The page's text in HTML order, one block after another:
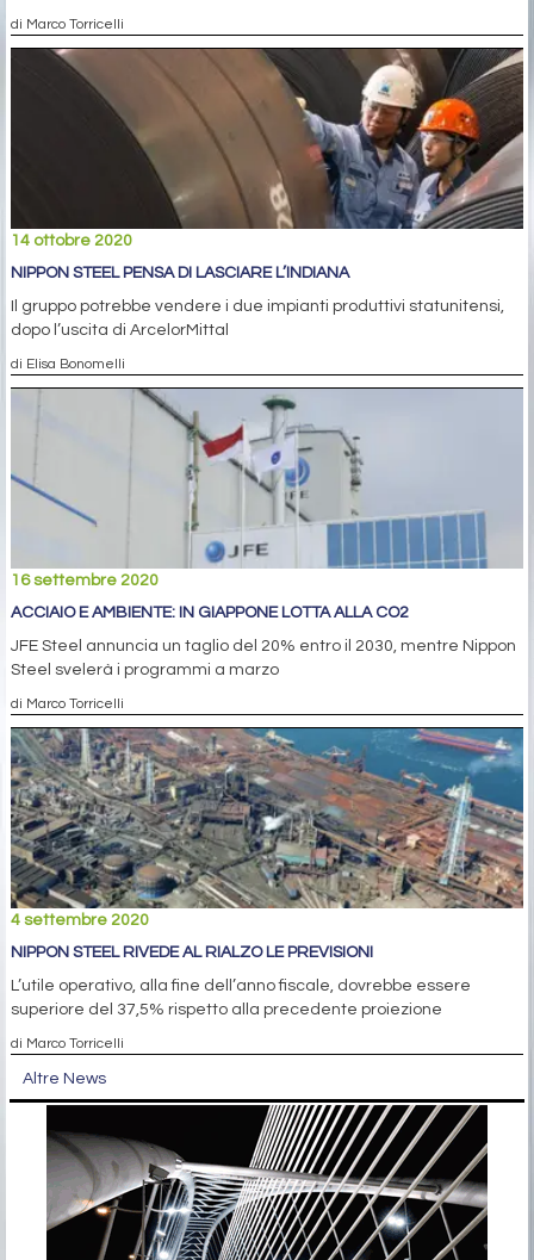
di Marco Torricelli
14 ottobre 2020
NIPPON STEEL PENSA DI LASCIARE L’INDIANA
Il gruppo potrebbe vendere i due impianti produttivi statunitensi,
dopo l’uscita di ArcelorMittal
di Elisa Bonomelli
16 settembre 2020
ACCIAIO E AMBIENTE: IN GIAPPONE LOTTA ALLA CO2
JFE Steel annuncia un taglio del 20% entro il 2030, mentre Nippon
Steel svelerà i programmi a marzo
di Marco Torricelli
4 settembre 2020
NIPPON STEEL RIVEDE AL RIALZO LE PREVISIONI
L’utile operativo, alla fine dell’anno fiscale, dovrebbe essere
superiore del 37,5% rispetto alla precedente proiezione
di Marco Torricelli
Altre News